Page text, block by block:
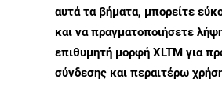
αυτά τα βήματα, μπορείτε
και να πραγματοποιήσετε
επιθυμητή μορφή XLTM για
σύνδεσης και περαιτέρω